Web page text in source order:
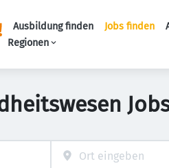
Ausbildung finden Jobs finden
Regionen